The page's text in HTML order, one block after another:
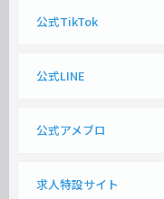
公式TikTok
公式LINE
公式アメブロ
求人特設サイト